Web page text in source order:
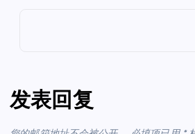
发表回复